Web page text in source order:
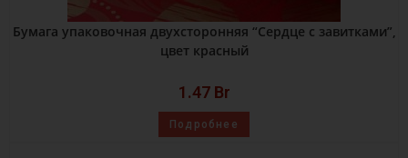
Бумага упаковочная двухсторонняя “Сердце с завитками”,
цвет красный
1.47 Br
Подробнее